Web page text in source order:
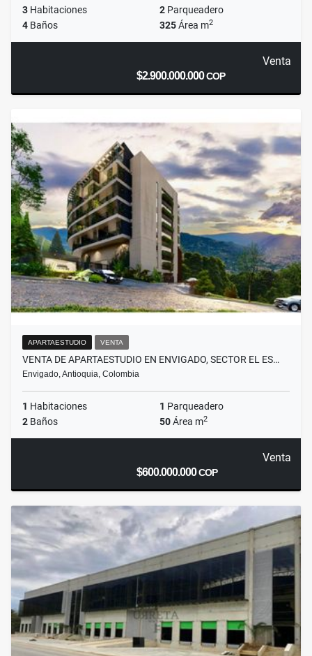
3 Habitaciones 2 Parqueadero
4 Baños 325Área m2
Venta
$2.900.000.000COP
APARTAESTUDIO VENTA
VENTA DE APARTAESTUDIO EN ENVIGADO, SECTOR EL ES…
Envigado, Antioquia, Colombia
1 Habitaciones 1 Parqueadero
2 Baños 50Área m2
Venta
$600.000.000COP